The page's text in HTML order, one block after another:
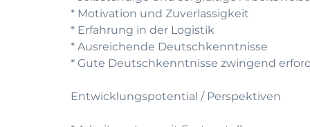
* Motivation und Zuverlassigkeit
* Erfahrung in der Logistik
* Ausreichende Deutschkenntnisse
* Gute Deutschkenntnisse zwingend
Entwicklungspotential / Perspektiven